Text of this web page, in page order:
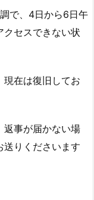
で、4日から6日午
クセスできない状
現在は復旧してお
返事が届かない場
送りくださいます